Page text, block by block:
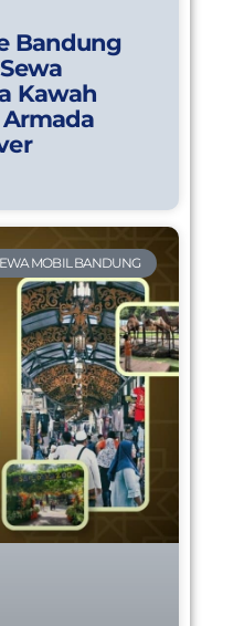
Bandung
Kawah
MOBIL BANDUNG